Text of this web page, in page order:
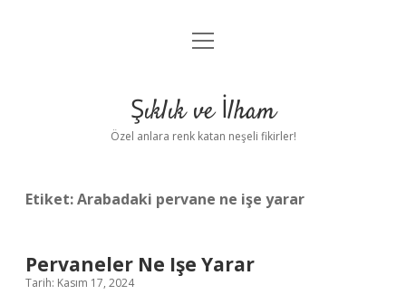
Anasayfa
Yasal Uyarı
menüyü
Şıklık ve İlham
Özel anlara renk katan neşeli fikirler!
Etiket:Arabadaki pervane ne işe yarar
Pervaneler Ne Işe Yarar
Tarih: Kasım 17, 2024